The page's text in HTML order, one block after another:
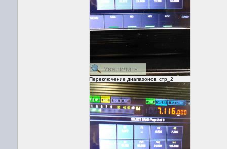
Переключение диапазонов, стр_2